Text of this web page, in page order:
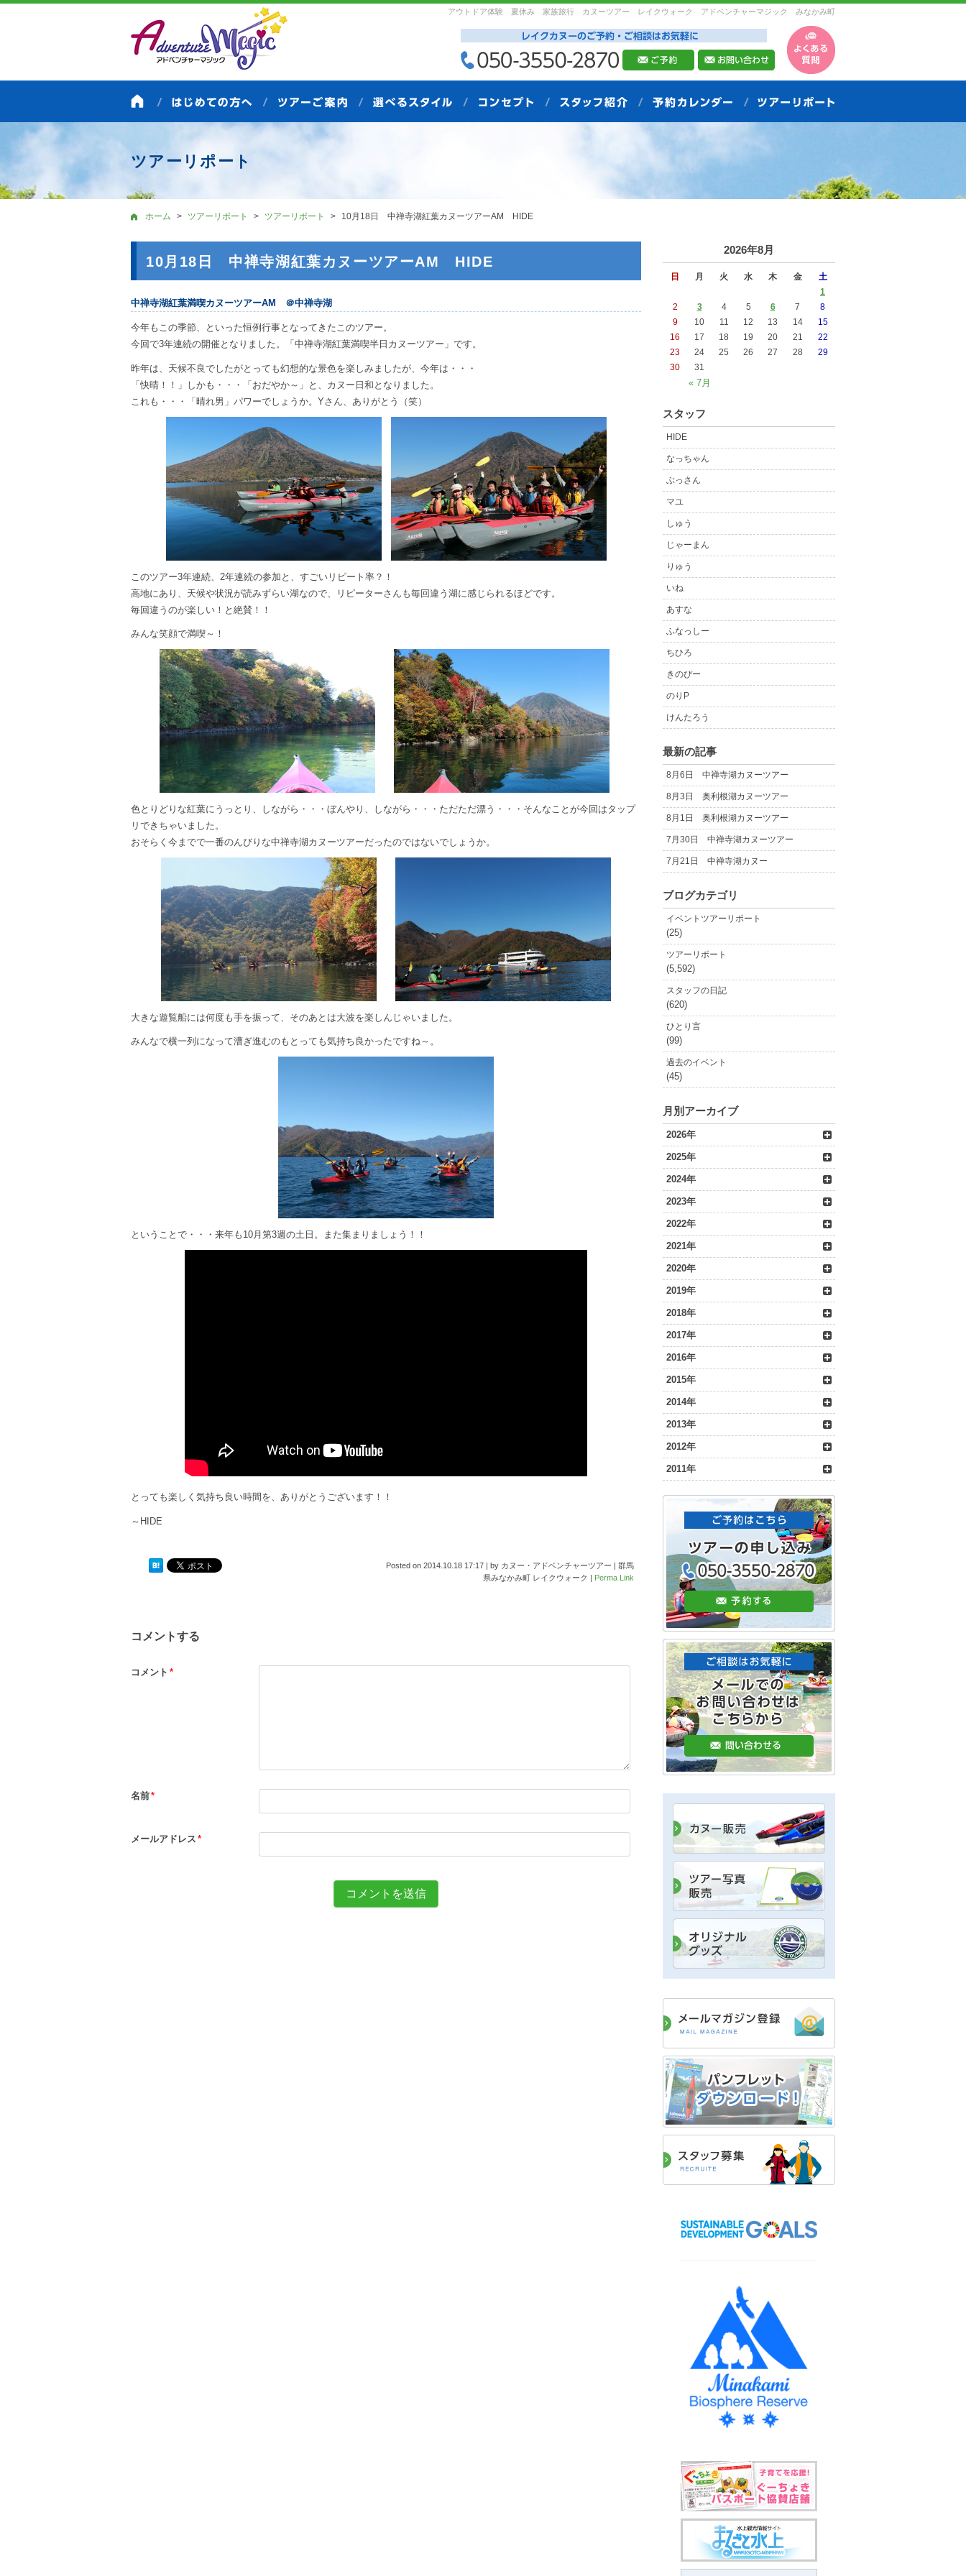
アウトドア体験 夏休み 家族旅行 カヌーツアー レイクウォーク アドベンチャーマジック みなかみ町
ツアーリポート
ホーム ツアーリポート ツアーリポート 10月18日 中禅寺湖紅葉カヌーツアーAM HIDE
10月18日 中禅寺湖紅葉カヌーツアーAM HIDE
中禅寺湖紅葉満喫カヌーツアーAM ＠中禅寺湖
今年もこの季節、といった恒例行事となってきたこのツアー。
今回で3年連続の開催となりました。「中禅寺湖紅葉満喫半日カヌーツアー」です。
昨年は、天候不良でしたがとっても幻想的な景色を楽しみましたが、今年は・・・
「快晴！！」しかも・・・「おだやか～」と、カヌー日和となりました。
これも・・・「晴れ男」パワーでしょうか。Yさん、ありがとう（笑）
このツアー3年連続、2年連続の参加と、すごいリピート率？！
高地にあり、天候や状況が読みずらい湖なので、リピーターさんも毎回違う湖に感じられるほどです。
毎回違うのが楽しい！と絶賛！！
みんな笑顔で満喫～！
色とりどりな紅葉にうっとり、しながら・・・ぼんやり、しながら・・・ただただ漂う・・・そんなことが今回はタップ
リできちゃいました。
おそらく今までで一番のんびりな中禅寺湖カヌーツアーだったのではないでしょうか。
大きな遊覧船には何度も手を振って、そのあとは大波を楽しんじゃいました。
みんなで横一列になって漕ぎ進むのもとっても気持ち良かったですね～。
ということで・・・来年も10月第3週の土日。また集まりましょう！！
とっても楽しく気持ち良い時間を、ありがとうございます！！
～HIDE
Posted on 2014.10.18 17:17 | by カヌー・アドベンチャーツアー | 群馬
県みなかみ町 レイクウォーク | Perma Link
コメントする
コメント *
名前*
メールアドレス *
2026年8月
日 月 火 水 木 金 土
« 7月
1
2
3 4 5 6 7
8
9
10 11 12 13 14
15
16
17 18 19 20 21
22
23
24 25 26 27 28
29
30
31
スタッフ
HIDE
なっちゃん
ぶっさん
マユ
しゅう
じゃーまん
りゅう
いね
あすな
ふなっしー
ちひろ
きのぴー
のりP
けんたろう
最新の記事
8月6日 中禅寺湖カヌーツアー
8月3日 奥利根湖カヌーツアー
8月1日 奥利根湖カヌーツアー
7月30日 中禅寺湖カヌーツアー
7月21日 中禅寺湖カヌー
ブログカテゴリ
イベントツアーリポート
(25)
ツアーリポート
(5,592)
スタッフの日記
(620)
ひとり言
(99)
過去のイベント
(45)
月別アーカイブ
2026年
2025年
2024年
2023年
2022年
2021年
2020年
2019年
2018年
2017年
2016年
2015年
2014年
2013年
2012年
2011年